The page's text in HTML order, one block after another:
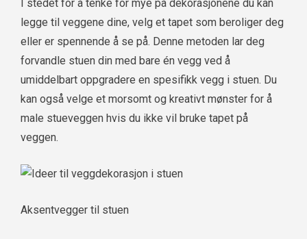
I stedet for å tenke for mye på dekorasjonene du kan
legge til veggene dine, velg et tapet som beroliger deg
eller er spennende å se på. Denne metoden lar deg
forvandle stuen din med bare én vegg ved å
umiddelbart oppgradere en spesifikk vegg i stuen. Du
kan også velge et morsomt og kreativt mønster for å
male stueveggen hvis du ikke vil bruke tapet på
veggen.
Aksentvegger til stuen